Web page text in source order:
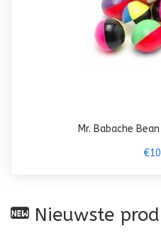
Mr. Babache
Nieuwste